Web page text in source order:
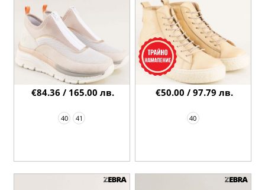
40 41
€84.36 / 165.00 лв.
40
€50.00 / 97.79 лв.